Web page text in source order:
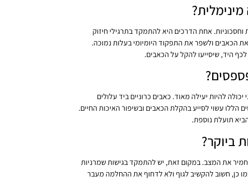
וחסכוניות. אחת הדרכים היא להתמקד בתרגילי חיזוק
הכאבים ולשפר את התפקוד היומיומי בעלות נמוכה.
היד, שיסייעו להקל על הכאבים.
להיות יעילה מאוד. כאבים כרוניים ביד עלולים
הללו עשוי לסייע בהקלת הכאבים ובשיפור האיכות החיים.
תועלת נוספת.
ביוקר?
את המצב. במקום זאת, יש להתמקד בגישות שמרניות
כן, חשוב להקשיב לגוף ולא לדחוף את ההחלמה מעבר